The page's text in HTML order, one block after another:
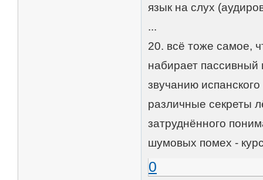
язык на слух
...
20. всё тоже самое,
набирает пассивный
звучанию
различные секреты
затруднённого
шумовых помех -
0